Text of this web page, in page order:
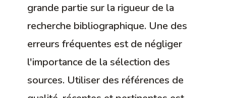
grande partie sur la rigueur de la
recherche bibliographique. Une des
erreurs fréquentes est de négliger
l'importance de la sélection des
sources. Utiliser des références de